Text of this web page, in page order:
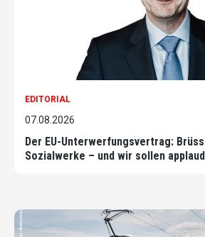
EDITORIAL
07.08.2026
Der EU-Unterwerfungsvertrag:
Sozialwerke – und wir sollen